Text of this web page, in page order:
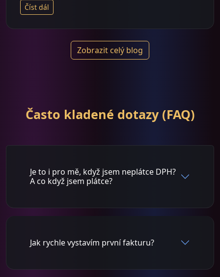
Číst dál
Zobrazit celý blog
Často kladené dotazy (FAQ)
Je to i pro mě, když jsem neplátce DPH?
A co když jsem plátce?
Jak rychle vystavím první fakturu?